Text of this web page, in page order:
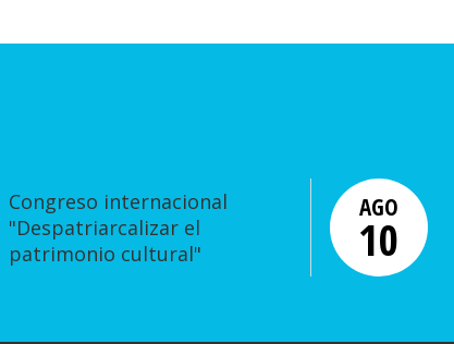
Congreso internacional
"Despatriarcalizar el
patrimonio cultural"
AGO
10